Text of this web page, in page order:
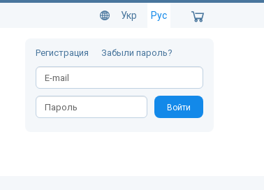
Укр Рус
Регистрация Забыли пароль?
Войти